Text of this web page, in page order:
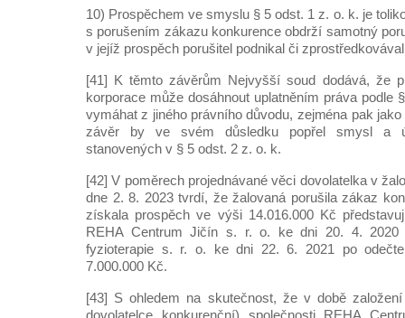
10) Prospěchem ve smyslu § 5 odst. 1 z. o. k. je
s porušením zákazu konkurence obdrží samotný
v jejíž prospěch porušitel podnikal či
[41] K těmto závěrům Nejvyšší soud dodává, že
korporace může dosáhnout uplatněním práva podle
vymáhat z jiného právního důvodu, zejména pak
závěr by ve svém důsledku popřel smysl a
stanovených v § 5 odst. 2 z. o. k.
[42] V poměrech projednávané věci dovolatelka v
dne 2. 8. 2023 tvrdí, že žalovaná porušila zákaz
získala prospěch ve výši 14.016.000 Kč
REHA Centrum Jičín s. r. o. ke dni 20. 4. 2020
fyzioterapie s. r. o. ke dni 22. 6. 2021 po
7.000.000 Kč.
[43] S ohledem na skutečnost, že v době
dovolatelce konkurenční) společnosti REHA